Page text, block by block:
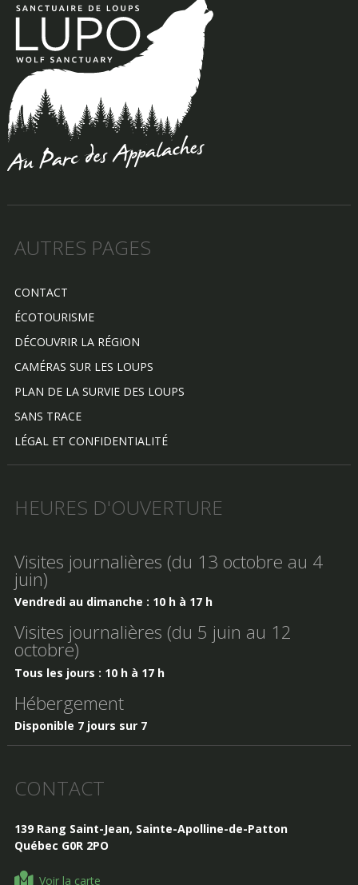
AUTRES PAGES
CONTACT
ÉCOTOURISME
DÉCOUVRIR LA RÉGION
CAMÉRAS SUR LES LOUPS
PLAN DE LA SURVIE DES LOUPS
SANS TRACE
LÉGAL ET CONFIDENTIALITÉ
HEURES D'OUVERTURE
Visites journalières (du 13 octobre au 4
juin)
Vendredi au dimanche : 10 h à 17 h
Visites journalières (du 5 juin au 12
octobre)
Tous les jours : 10 h à 17 h
Hébergement
Disponible 7 jours sur 7
CONTACT
139 Rang Saint-Jean, Sainte-Apolline-de-Patton
Québec G0R 2PO
Voir la carte